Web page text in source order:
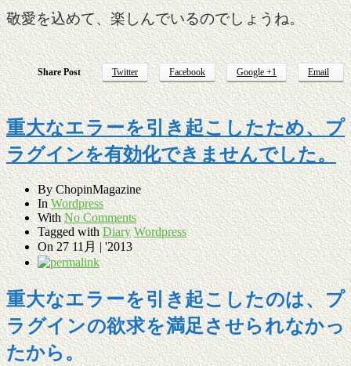
敬愛を込めて、楽しんでいるのでしょうね。
Share Post Twitter Facebook Google +1 Email
重大なエラーを引き起こしたため、プ
ラグインを有効化できませんでした。
ByChopinMagazine
In Wordpress
With No Comments
Tagged with Diary Wordpress
On27 11月 | '2013
重大なエラーを引き起こしたのは、プ
ラグインの欲求を満足させられなかっ
たから。